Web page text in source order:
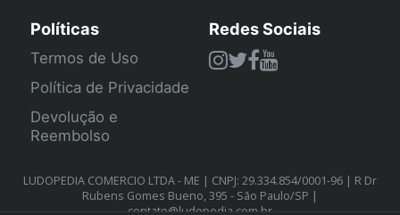
Políticas
Termos de Uso
Política de Privacidade
Devolução e
Reembolso
Redes Sociais
LUDOPEDIA COMERCIO LTDA - ME | CNPJ: 29.334.854/0001-96 | R Dr
Rubens Gomes Bueno, 395 - São Paulo/SP |
contato@ludopedia.com.br